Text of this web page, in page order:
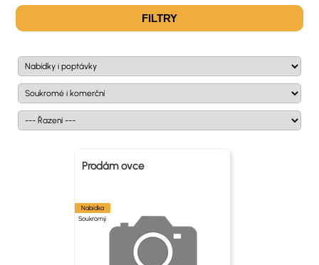
FILTRY
Prodám ovce
Nabídka
Soukromý